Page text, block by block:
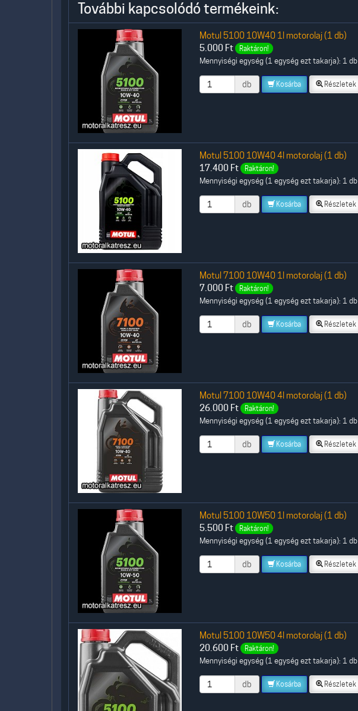
További kapcsolódó termékeink:
Motul 5100 10W40 1l motorolaj (1 db)
5.000 Ft Raktáron!
Mennyiségi egység (1 egység ezt takarja): 1 db
db Kosárba Részletek
Motul 5100 10W40 4l motorolaj (1 db)
17.400 Ft Raktáron!
Mennyiségi egység (1 egység ezt takarja): 1 db
db Kosárba Részletek
Motul 7100 10W40 1l motorolaj (1 db)
7.000 Ft Raktáron!
Mennyiségi egység (1 egység ezt takarja): 1 db
db Kosárba Részletek
Motul 7100 10W40 4l motorolaj (1 db)
26.000 Ft Raktáron!
Mennyiségi egység (1 egység ezt takarja): 1 db
db Kosárba Részletek
Motul 5100 10W50 1l motorolaj (1 db)
5.500 Ft Raktáron!
Mennyiségi egység (1 egység ezt takarja): 1 db
db Kosárba Részletek
Motul 5100 10W50 4l motorolaj (1 db)
20.600 Ft Raktáron!
Mennyiségi egység (1 egység ezt takarja): 1 db
db Kosárba Részletek